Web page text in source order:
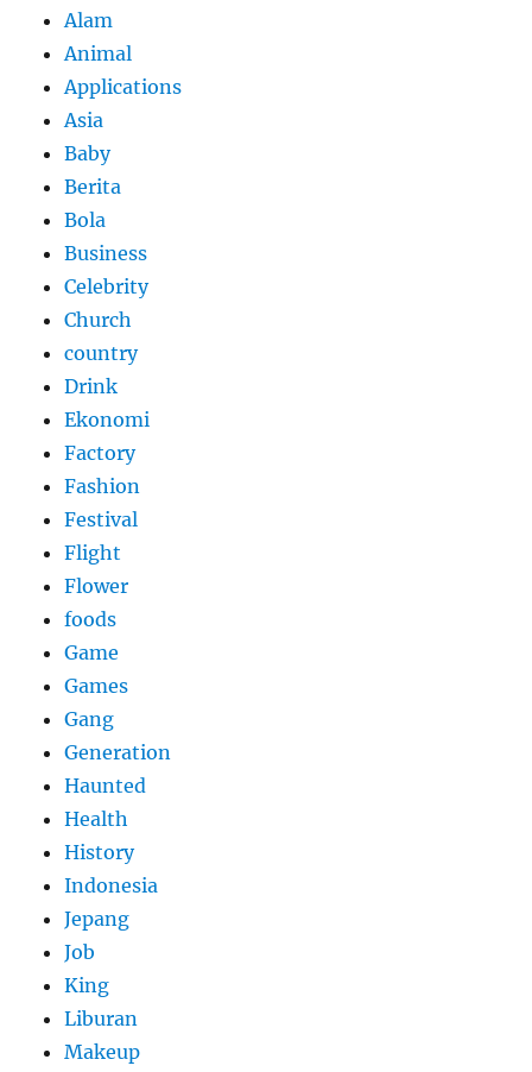
Alam
Animal
Applications
Asia
Baby
Berita
Bola
Business
Celebrity
Church
country
Drink
Ekonomi
Factory
Fashion
Festival
Flight
Flower
foods
Game
Games
Gang
Generation
Haunted
Health
History
Indonesia
Jepang
Job
King
Liburan
Makeup